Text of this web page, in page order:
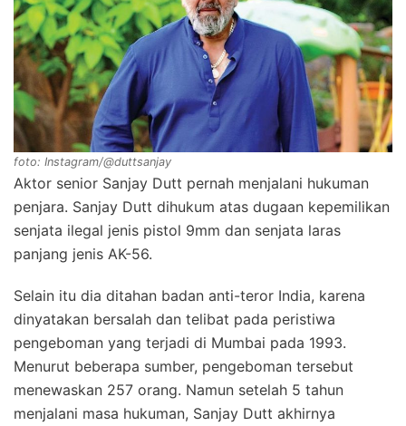
foto: Instagram/@duttsanjay
Aktor senior Sanjay Dutt pernah menjalani hukuman
penjara. Sanjay Dutt dihukum atas dugaan kepemilikan
senjata ilegal jenis pistol 9mm dan senjata laras
panjang jenis AK-56.
Selain itu dia ditahan badan anti-teror India, karena
dinyatakan bersalah dan telibat pada peristiwa
pengeboman yang terjadi di Mumbai pada 1993.
Menurut beberapa sumber, pengeboman tersebut
menewaskan 257 orang. Namun setelah 5 tahun
menjalani masa hukuman, Sanjay Dutt akhirnya